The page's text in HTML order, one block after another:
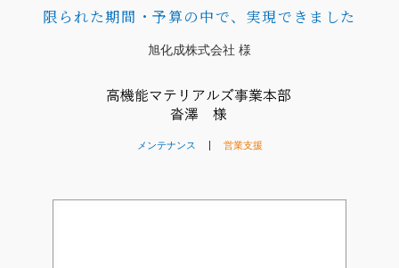
西日暮里ACビル2F
（受付時間：9:00〜18:00）
土日祝日・お盆・年末年始を除く
限られた期間・予算の中で、実現できました
メンテナンス 営業支援